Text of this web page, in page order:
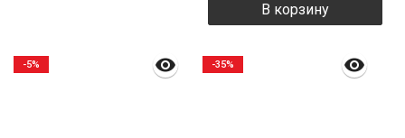
В корзину
-5% -35%